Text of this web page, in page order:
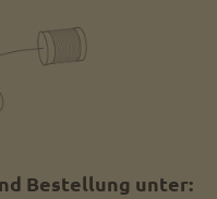
Bestellung unter: